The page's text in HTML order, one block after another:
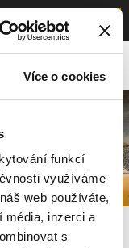
Více o cookies
funkcí
využíváme
web používáte,
média, inzerci a
s
≡